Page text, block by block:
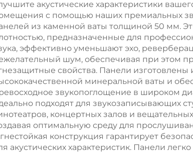
акустические характеристики
с помощью наших премиальных
из каменной ваты толщиной 50 мм.
предназначенные для
эффективно уменьшают эхо,
шум, обеспечивая при этом
свойства. Панели изготовлены
минеральной ваты и
звукопоглощение в широком
подходят для звукозаписывающих
концертных залов и
оптимальную среду для
конструкция гарантирует
акустических характеристик. Панели